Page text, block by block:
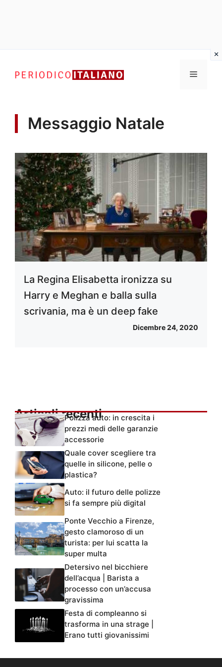
contenuto
Menu
Messaggio Natale
La Regina Elisabetta ironizza su
Harry e Meghan e balla sulla
scrivania, ma è un deep fake
Dicembre 24, 2020
Articoli recentiPolizza auto: in crescita i
prezzi medi delle garanzie
accessorie
Quale cover scegliere tra
quelle in silicone, pelle o
plastica?
Auto: il futuro delle polizze
si fa sempre più digital
Ponte Vecchio a Firenze,
gesto clamoroso di un
turista: per lui scatta la
super multa
Detersivo nel bicchiere
dell’acqua | Barista a
processo con un’accusa
gravissima
Festa di compleanno si
trasforma in una strage |
Erano tutti giovanissimi